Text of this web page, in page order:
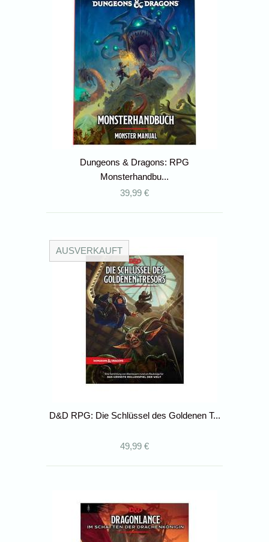
Dungeons & Dragons: RPG
Monsterhandbu...
39,99 €
AUSVERKAUFT
D&D RPG: Die Schlüssel des Goldenen T...
49,99 €